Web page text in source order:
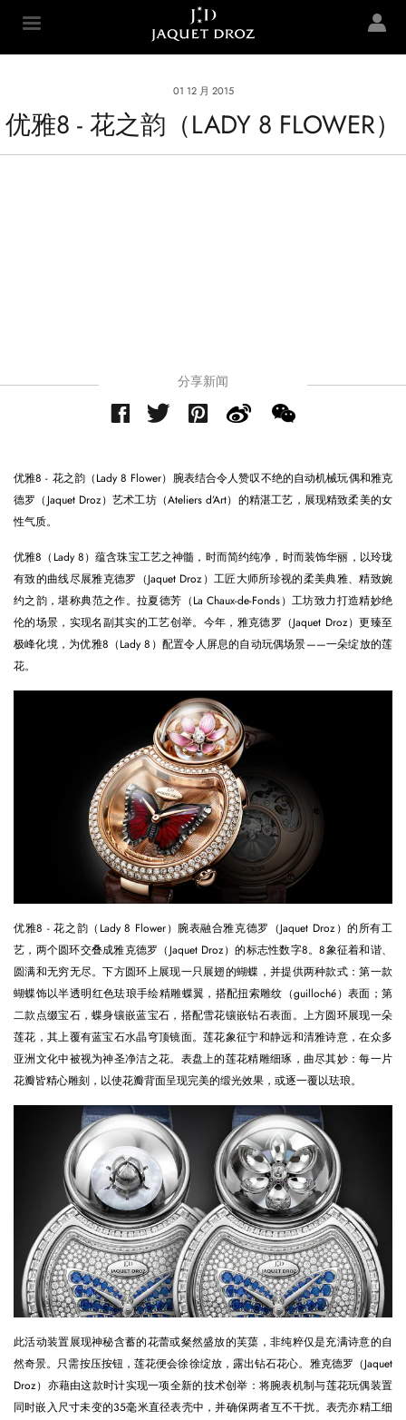
content
Jaquet Droz
01 12 月 2015
优雅8 - 花之韵（LADY 8 FLOWER）
分享新闻
优雅8 - 花之韵（Lady 8 Flower）腕表结合令人赞叹不绝的自动机械玩偶和雅克
德罗（Jaquet Droz）艺术工坊（Ateliers d’Art）的精湛工艺，展现精致柔美的女
性气质。
优雅8（Lady 8）蕴含珠宝工艺之神髓，时而简约纯净，时而装饰华丽，以玲珑
有致的曲线尽展雅克德罗（Jaquet Droz）工匠大师所珍视的柔美典雅、精致婉
约之韵，堪称典范之作。拉夏德芳（La Chaux-de-Fonds）工坊致力打造精妙绝
伦的场景，实现名副其实的工艺创举。今年，雅克德罗（Jaquet Droz）更臻至
极峰化境，为优雅8（Lady 8）配置令人屏息的自动玩偶场景——一朵绽放的莲
花。
优雅8 - 花之韵（Lady 8 Flower）腕表融合雅克德罗（Jaquet Droz）的所有工
艺，两个圆环交叠成雅克德罗（Jaquet Droz）的标志性数字8。8象征着和谐、
圆满和无穷无尽。下方圆环上展现一只展翅的蝴蝶，并提供两种款式：第一款
蝴蝶饰以半透明红色珐琅手绘精雕蝶翼，搭配扭索雕纹（guilloché）表面；第
二款点缀宝石，蝶身镶嵌蓝宝石，搭配雪花镶嵌钻石表面。上方圆环展现一朵
莲花，其上覆有蓝宝石水晶穹顶镜面。莲花象征宁和静远和清雅诗意，在众多
亚洲文化中被视为神圣净洁之花。表盘上的莲花精雕细琢，曲尽其妙：每一片
花瓣皆精心雕刻，以使花瓣背面呈现完美的缎光效果，或逐一覆以珐琅。
此活动装置展现神秘含蓄的花蕾或粲然盛放的芙蕖，非纯粹仅是充满诗意的自
然奇景。只需按压按钮，莲花便会徐徐绽放，露出钻石花心。雅克德罗（Jaquet
Droz）亦藉由这款时计实现一项全新的技术创举：将腕表机制与莲花玩偶装置
同时嵌入尺寸未变的35毫米直径表壳中，并确保两者互不干扰。表壳亦精工细